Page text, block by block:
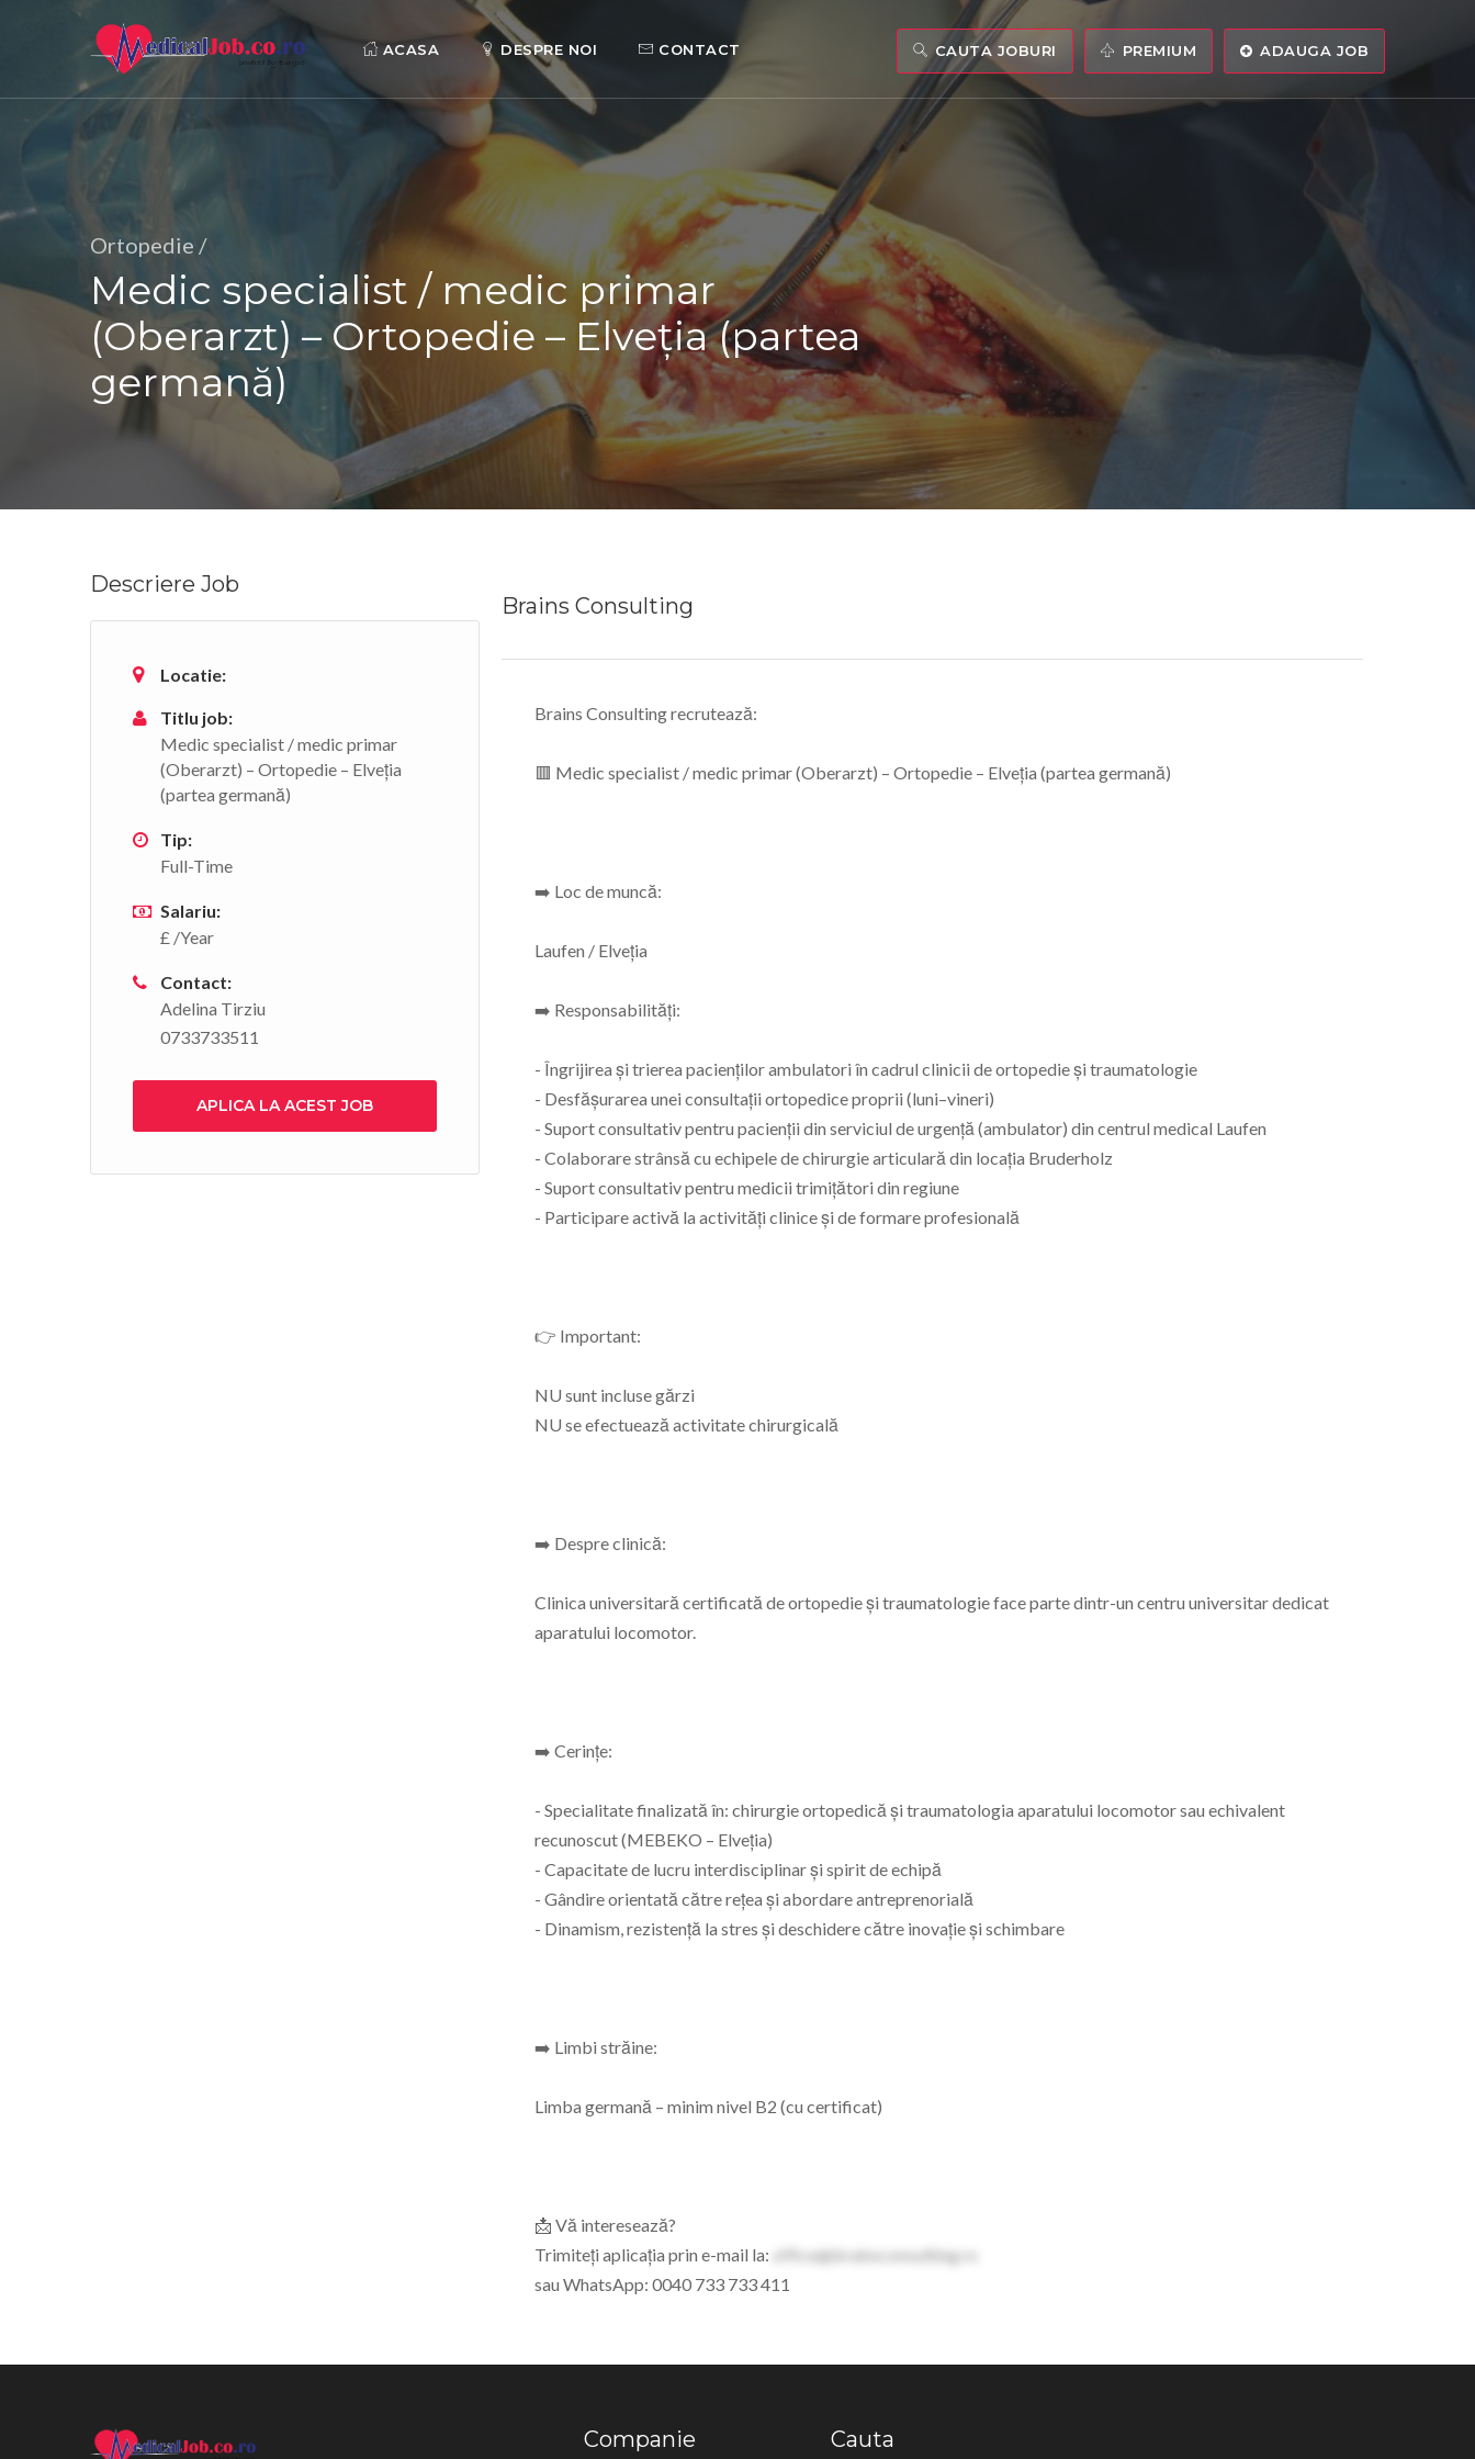
ACASA DESPRE NOI CONTACT CAUTA JOBURI PREMIUM ADAUGA JOB
Ortopedie /
Medic specialist / medic primar
(Oberarzt) – Ortopedie – Elveția (partea
germană)
Descriere Job
Locatie:
Titlu job:
Medic specialist / medic primar
(Oberarzt) – Ortopedie – Elveția
(partea germană)
Tip:
Full-Time
Salariu:
£ /Year
Contact:
Adelina Tirziu
0733733511
APLICA LA ACEST JOB
Brains Consulting
Brains Consulting recrutează:
🟥 Medic specialist / medic primar (Oberarzt) – Ortopedie – Elveția (partea germană)
➡️ Loc de muncă:
Laufen / Elveția
➡️ Responsabilități:
- Îngrijirea și trierea pacienților ambulatori în cadrul clinicii de ortopedie și traumatologie
- Desfășurarea unei consultații ortopedice proprii (luni–vineri)
- Suport consultativ pentru pacienții din serviciul de urgență (ambulator) din centrul medical Laufen
- Colaborare strânsă cu echipele de chirurgie articulară din locația Bruderholz
- Suport consultativ pentru medicii trimițători din regiune
- Participare activă la activități clinice și de formare profesională
👉 Important:
NU sunt incluse gărzi
NU se efectuează activitate chirurgicală
➡️ Despre clinică:
Clinica universitară certificată de ortopedie și traumatologie face parte dintr-un centru universitar dedicat
aparatului locomotor.
➡️ Cerințe:
- Specialitate finalizată în: chirurgie ortopedică și traumatologia aparatului locomotor sau echivalent
recunoscut (MEBEKO – Elveția)
- Capacitate de lucru interdisciplinar și spirit de echipă
- Gândire orientată către rețea și abordare antreprenorială
- Dinamism, rezistență la stres și deschidere către inovație și schimbare
➡️ Limbi străine:
Limba germană – minim nivel B2 (cu certificat)
📩 Vă interesează?
Trimiteți aplicația prin e-mail la:
office@brainsconsulting.ro
sau WhatsApp: 0040 733 733 411
Companie Cauta